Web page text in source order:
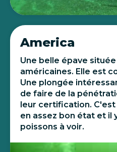
America
Une belle épave
américaines. Elle est
Une plongée
de faire de la
leur certification.
en assez bon état et il
poissons à voir.